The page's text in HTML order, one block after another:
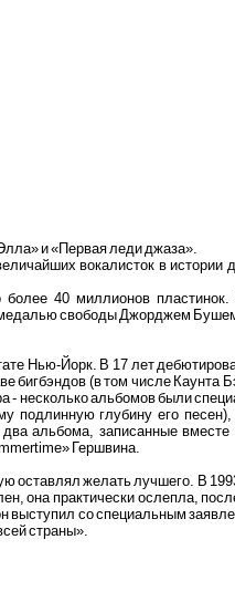
и «Первая леди джаза».
вокалисток в истории
40 миллионов
свободы Джорджем Бушем
Нью-Йорк. В 17 лет
бигбэндов (в том числе Каунта
- несколько альбомов были
подлинную глубину его
альбома, записанные
Гершвина.
оставлял желать лучшего. В
она практически ослепла,
выступил со специальным
страны».